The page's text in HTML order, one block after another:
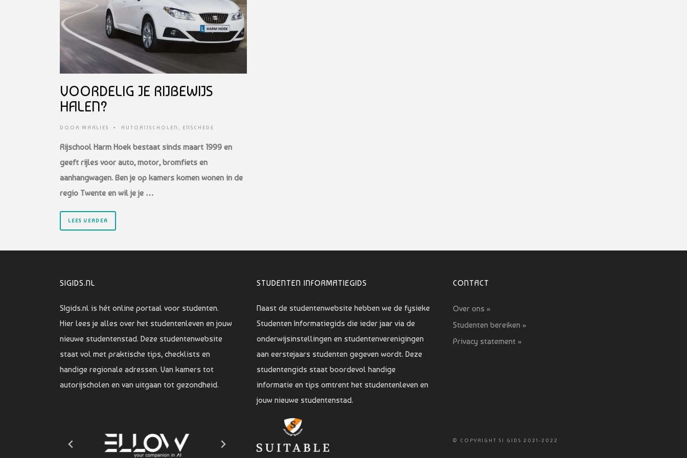
VOORDELIG JE RIJBEWIJS
HALEN?
DOOR MARLIES • AUTORIJSCHOLEN ENSCHEDE
Rijschool Harm Hoek bestaat sinds maart 1999 en
geeft rijles voor auto, motor, bromfiets en
aanhangwagen. Ben je op kamers komen wonen in de
regio Twente en wil je je …
LEES VERDER
SIGIDS.NL
SIgids.nl is hét online portaal voor studenten.
Hier lees je alles over het studentenleven en jouw
nieuwe studentenstad. Deze studentenwebsite
staat vol met praktische tips, checklists en
handige regionale adressen. Van kamers tot
autorijscholen en van uitgaan tot gezondheid.
STUDENTEN INFORMATIEGIDS
Naast de studentenwebsite hebben we de fysieke
Studenten Informatiegids die ieder jaar via de
onderwijsinstellingen en studentenverenigingen
aan eerstejaars studenten gegeven wordt. Deze
studentengids staat boordevol handige
informatie en tips omtrent het studentenleven en
jouw nieuwe studentenstad.
CONTACT
Over ons »
Studenten bereiken »
Privacy statement »
© COPYRIGHT SI GIDS 2021-2022